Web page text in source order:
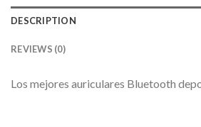
DESCRIPTION
REVIEWS (0)
Los mejores auriculares Bluetooth